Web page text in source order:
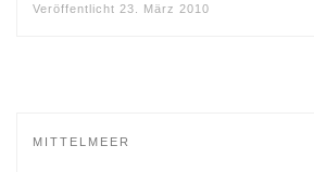
Veröffentlicht 23. März 2010
MITTELMEER